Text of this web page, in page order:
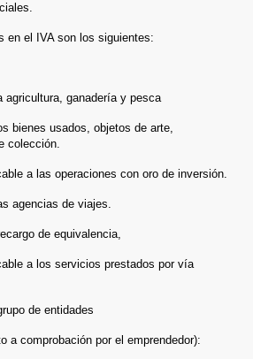
en el IVA son los siguientes:
agricultura, ganadería y pesca
bienes usados, objetos de arte,
colección.
a las operaciones con oro de inversión.
agencias de viajes.
de equivalencia,
a los servicios prestados por vía
de entidades
a comprobación por el emprendedor):